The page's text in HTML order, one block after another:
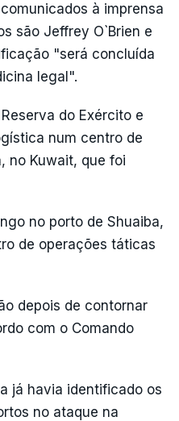
à imprensa
são Jeffrey O`Brien e
"será concluída
legal".
do Exército e
num centro de
no Kuwait, que foi
no porto de Shuaiba,
de operações táticas
depois de contornar
com o Comando
já havia identificado os
no ataque na